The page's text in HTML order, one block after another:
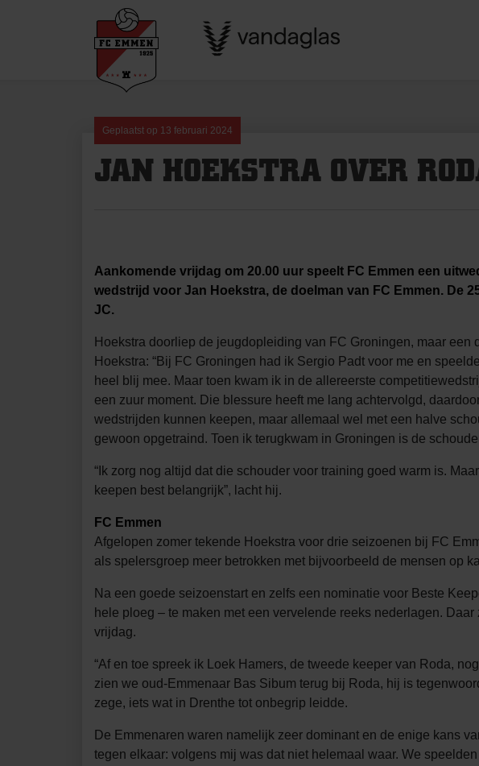
Geplaatst op 13 februari 2024
JAN HOEKSTRA OVER
Aankomende vrijdag om 20.00 uur speelt FC Emmen een
wedstrijd voor Jan Hoekstra, de doelman van FC Emmen. De
JC.
Hoekstra doorliep de jeugdopleiding van FC Groningen, maar
Hoekstra: “Bij FC Groningen had ik Sergio Padt voor me en
heel blij mee. Maar toen kwam ik in de allereerste
een zuur moment. Die blessure heeft me lang achtervolgd,
wedstrijden kunnen keepen, maar allemaal wel met een halve
gewoon opgetraind. Toen ik terugkwam in Groningen is de
“Ik zorg nog altijd dat die schouder voor training goed warm is.
keepen best belangrijk”, lacht hij.
FC Emmen
Afgelopen zomer tekende Hoekstra voor drie seizoenen bij FC
als spelersgroep meer betrokken met bijvoorbeeld de mensen op
Na een goede seizoenstart en zelfs een nominatie voor Beste
hele ploeg – te maken met een vervelende reeks nederlagen.
vrijdag.
“Af en toe spreek ik Loek Hamers, de tweede keeper van Roda,
zien we oud-Emmenaar Bas Sibum terug bij Roda, hij is
zege, iets wat in Drenthe tot onbegrip leidde.
De Emmenaren waren namelijk zeer dominant en de enige kans
tegen elkaar: volgens mij was dat niet helemaal waar. We